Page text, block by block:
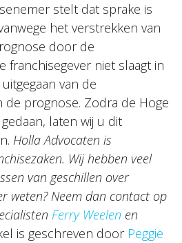
stelt dat sprake is
het verstrekken van
door de
franchisegever niet slaagt in
van de
de prognose. Zodra de Hoge
laten wij u dit
Holla Advocaten is
Wij hebben veel
van geschillen over
weten? Neem dan contact op
Ferry Weelen en
is geschreven door Peggie